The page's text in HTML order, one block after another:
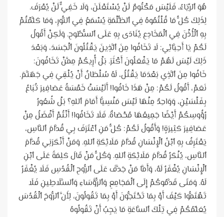
هُوَ ٱلرِّيَاءُ، فَلَيْسَ مَكْتُومٌ لَنْ يُسْتَعْلَنَ، وَلَا خَفِيٌّ لَنْ يُعْرَفَ.
لِذَلِكَ كُلُّ مَا قُلْتُمُوهُ فِي ٱلظُّلْمَةِ يُسْمَعُ فِي ٱلنُّورِ، وَمَا كَلَّمْتُمْ
بِهِ ٱلْأُذْنَ فِي ٱلْمَخَادِعِ يُنَادَى بِهِ عَلَى ٱلسُّطُوحِ. وَلَكِنْ أَقُولُ
لَكُمْ يَا أَحِبَّائِي: لَا تَخَافُوا مِنَ ٱلَّذِينَ يَقْتُلُونَ ٱلْجَسَدَ، وَبَعْدَ
ذَلِكَ لَيْسَ لَهُمْ مَا يَفْعَلُونَ أَكْثَرَ. بَلْ أُرِيكُمْ مِمَّنْ تَخَافُونَ:
خَافُوا مِنَ ٱلَّذِي بَعْدَمَا يَقْتُلُ، لَهُ سُلْطَانٌ أَنْ يُلْقِيَ فِي جَهَنَّمَ.
نَعَمْ، أَقُولُ لَكُمْ: مِنْ هَذَا خَافُوا! أَلَيْسَتْ خَمْسَةُ عَصَافِيرَ تُبَاعُ
بِفَلْسَيْنِ، وَوَاحِدٌ مِنْهَا لَيْسَ مَنْسِيًّا أَمَامَ ٱللهِ؟ بَلْ شُعُورُ
رُؤُوسِكُمْ أَيْضًا جَمِيعُهَا مُحْصَاةٌ. فَلَا تَخَافُوا! أَنْتُمْ أَفْضَلُ مِنْ
عَصَافِيرَ كَثِيرَةٍ! وَأَقُولُ لَكُمْ: كُلُّ مَنِ ٱعْتَرَفَ بِي قُدَّامَ ٱلنَّاسِ،
يَعْتَرِفُ بِهِ ٱبْنُ ٱلْإِنْسَانِ قُدَّامَ مَلَائِكَةِ ٱللهِ. وَمَنْ أَنْكَرَنِي قُدَّامَ
ٱلنَّاسِ، يُنْكَرُ قُدَّامَ مَلَائِكَةِ ٱللهِ. وَكُلُّ مَنْ قَالَ كَلِمَةً عَلَى ٱبْنِ
ٱلْإِنْسَانِ يُغْفَرُ لَهُ، وَأَمَّا مَنْ جَدَّفَ عَلَى ٱلرُّوحِ ٱلْقُدُسِ فَلَا يُغْفَرُ
لَهُ. وَمَتَى قَدَّمُوكُمْ إِلَى ٱلْمَجَامِعِ وَٱلرُّؤَسَاءِ وَٱلسَّلَاطِينِ فَلَا
تَهْتَمُّوا كَيْفَ أَوْ بِمَا تَحْتَجُّونَ أَوْ بِمَا تَقُولُونَ، لِأَنَّ ٱلرُّوحَ ٱلْقُدُسَ
يُعَلِّمُكُمْ فِي تِلْكَ ٱلسَّاعَةِ مَا يَجِبُ أَنْ تَقُولُوهُ